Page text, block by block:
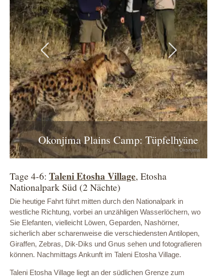
© Okonjima
Okonjima Plains Camp: Tüpfelhyäne
Previous Next
Tage 4-6: Taleni Etosha Village, Etosha
Nationalpark Süd (2 Nächte)
Die heutige Fahrt führt mitten durch den Nationalpark in
westliche Richtung, vorbei an unzähligen Wasserlöchern, wo
Sie Elefanten, vielleicht Löwen, Geparden, Nashörner,
sicherlich aber scharenweise die verschiedensten Antilopen,
Giraffen, Zebras, Dik-Diks und Gnus sehen und fotografieren
können. Nachmittags Ankunft im Taleni Etosha Village.
Taleni Etosha Village liegt an der südlichen Grenze zum